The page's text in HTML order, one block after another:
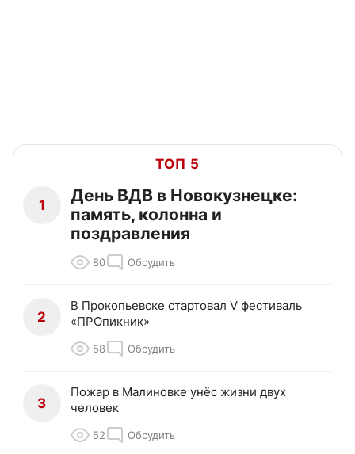
ТОП 5
1
День ВДВ в Новокузнецке:
память, колонна и
поздравления
80 Обсудить
2
В Прокопьевске стартовал V фестиваль
«ПРОпикник»
58 Обсудить
3
Пожар в Малиновке унёс жизни двух
человек
52 Обсудить